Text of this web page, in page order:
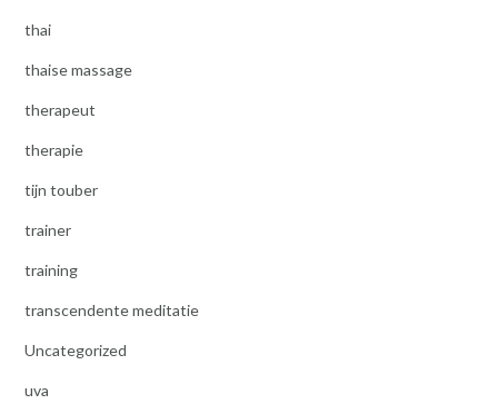
thai
thaise massage
therapeut
therapie
tijn touber
trainer
training
transcendente meditatie
Uncategorized
uva